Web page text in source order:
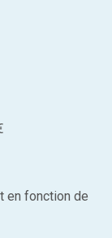
en fonction de